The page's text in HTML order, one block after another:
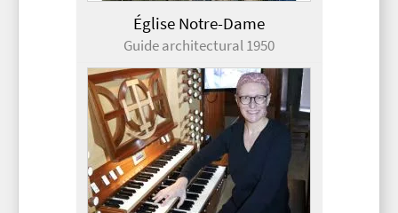
Église Notre-Dame
Guide architectural 1950